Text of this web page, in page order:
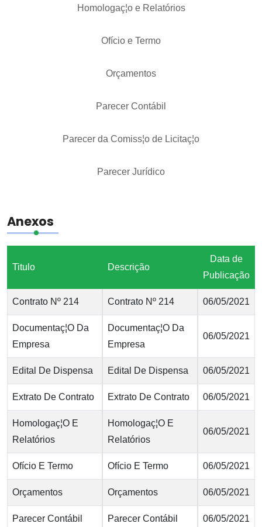
Homologaç¦o e Relatórios
Ofício e Termo
Orçamentos
Parecer Contábil
Parecer da Comiss¦o de Licitaç¦o
Parecer Jurídico
Anexos
Titulo Descrição
Data de
Publicação
Contrato Nº 214 Contrato Nº 214 06/05/2021
Documentaç¦O Da
Empresa
Documentaç¦O Da
Empresa
06/05/2021
Edital De Dispensa Edital De Dispensa 06/05/2021
Extrato De Contrato Extrato De Contrato 06/05/2021
Homologaç¦O E
Relatórios
Homologaç¦O E
Relatórios
06/05/2021
Ofício E Termo Ofício E Termo 06/05/2021
Orçamentos Orçamentos 06/05/2021
Parecer Contábil Parecer Contábil 06/05/2021